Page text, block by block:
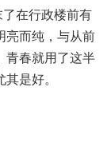
在行政楼前有
亮而纯，与从前
青春就用了这半
是好。